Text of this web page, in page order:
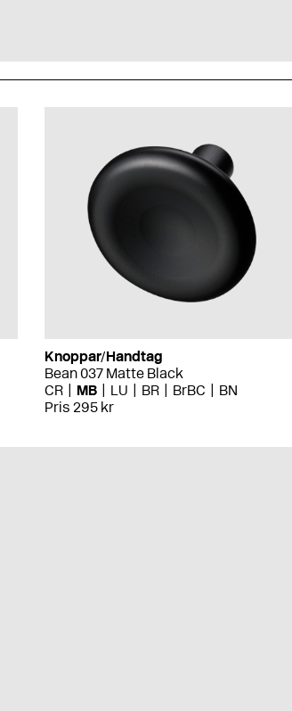
Knoppar/Handtag
Bean 037 Matte Black
CR
MB LU BR BrBC
BN
Pris 295 kr